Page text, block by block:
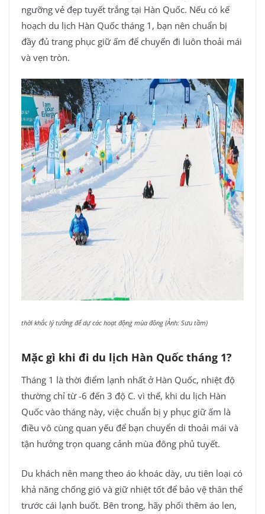
ngưỡng vẻ đẹp tuyết trắng tại Hàn Quốc. Nếu có kế
hoạch du lịch Hàn Quốc tháng 1, bạn nên chuẩn bị
đầy đủ trang phục giữ ấm để chuyến đi luôn thoải mái
và vẹn tròn.
thời khắc lý tưởng để dự các hoạt động mùa đông (Ảnh: Sưu tầm)
Mặc gì khi đi du lịch Hàn Quốc tháng 1?
Tháng 1 là thời điểm lạnh nhất ở Hàn Quốc, nhiệt độ
thường chỉ từ -6 đến 3 độ C. vì thế, khi du lịch Hàn
Quốc vào tháng này, việc chuẩn bị y phục giữ ấm là
điều vô cùng quan yếu để bạn chuyển di thoải mái và
tận hưởng trọn quang cảnh mùa đông phủ tuyết.
Du khách nên mang theo áo khoác dày, ưu tiên loại có
khả năng chống gió và giữ nhiệt tốt để bảo vệ thân thể
trước cái lạnh buốt. Bên trong, hãy phối thêm áo len,